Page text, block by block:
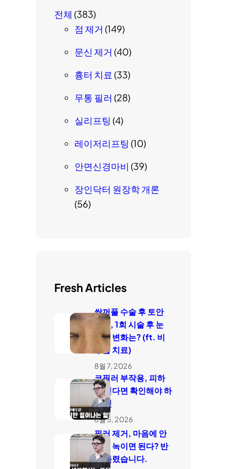
전체 (383)
점 제거 (149)
문신 제거 (40)
흉터 치료 (33)
무통 필러 (28)
실리프팅 (4)
레이저리프팅 (10)
안면신경마비 (39)
장인닥터 원장학 개론
(56)
Fresh Articles
쌍꺼풀 수술 후 토안
치료, 1회 시술 후 눈
감김 변화는? (ft. 비
수술 치료)
8월 7, 2026
코필러 부작용, 피하
고 싶다면 확인해야 하
는 것
8월 5, 2026
필러 제거, 마음에 안
들면 녹이면 된다? 반
은 틀렸습니다.